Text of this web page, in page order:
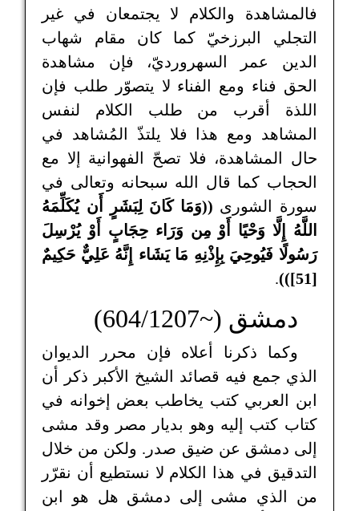
فالمشاهدة والكلام لا يجتمعان في غير
التجلي البرزخيّ كما كان مقام شهاب
الدين عمر السهرورديّ، فإن مشاهدة
الحق فناء ومع الفناء لا يتصوّر طلب فإن
اللذة أقرب من طلب الكلام لنفس
المشاهد ومع هذا فلا يلتذّ المُشاهد في
حال المشاهدة، فلا تصحّ الفهوانية إلا مع
الحجاب كما قال الله سبحانه وتعالى في
سورة الشورى ((وَمَا كَانَ لِبَشَرٍ أَن يُكَلِّمَهُ
اللَّهُ إِلَّا وَحْيًا أَوْ مِن وَرَاء حِجَابٍ أَوْ يُرْسِلَ
رَسُولًا فَيُوحِيَ بِإِذْنِهِ مَا يَشَاء إِنَّهُ عَلِيٌّ حَكِيمٌ
[51]))
.
دمشق (~604/1207)
وكما ذكرنا أعلاه فإن محرر الديوان
الذي جمع فيه قصائد الشيخ الأكبر ذكر أن
ابن العربي كتب يخاطب بعض إخوانه في
كتاب كتب إليه وهو بديار مصر وقد مشى
إلى دمشق عن ضيق صدر. ولكن من خلال
التدقيق في هذا الكلام لا نستطيع أن نقرّر
من الذي مشى إلى دمشق هل هو ابن